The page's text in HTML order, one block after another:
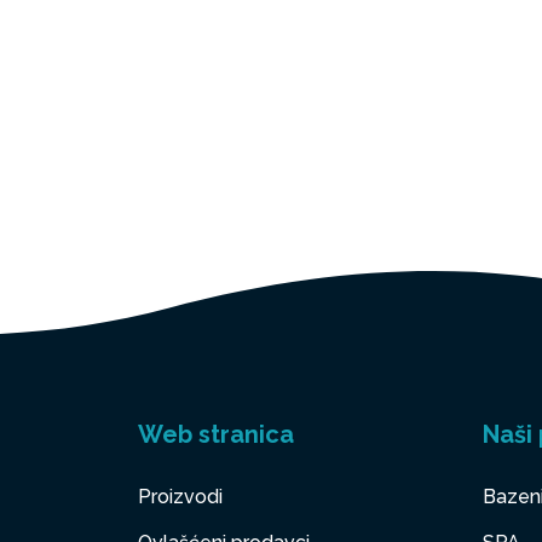
Web stranica
Proizvodi
Naši